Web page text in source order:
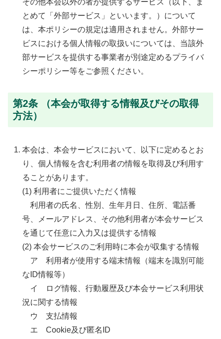
その他本会以外の者が提供するサービス（以下、ま
とめて「外部サービス」といいます。）について
は、本ポリシーの規定は適用されません。外部サー
ビスにおける個人情報の取扱いについては、当該外
部サービスを提供する事業者が別途定めるプライバ
シーポリシー等をご参照ください。
第2条 （本会が取得する情報及びその取得
方法）
本会は、本会サービスにおいて、以下に定めるとお
り、個人情報を含む利用者の情報を取得及び利用す
ることがあります。
(1) 利用者にご提供いただく情報
利用者の氏名、性別、生年月日、住所、電話番
号、メールアドレス、その他利用者が本会サービス
を通じて任意に入力又は提供する情報
(2) 本会サービスのご利用時に本会が収集する情報
ア 利用者が使用する端末情報（端末を識別可能
なID情報等）
イ ログ情報、行動履歴及び本会サービス利用状
況に関する情報
ウ 支払情報
エ Cookie及び匿名ID